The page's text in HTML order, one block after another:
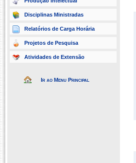
Disciplinas Ministradas
Relatórios de Carga Horária
Projetos de Pesquisa
Atividades de Extensão
Ir ao Menu Principal